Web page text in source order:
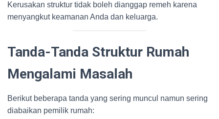
Kerusakan struktur tidak boleh dianggap remeh karena
menyangkut keamanan Anda dan keluarga.
Tanda-Tanda Struktur Rumah
Mengalami Masalah
Berikut beberapa tanda yang sering muncul namun sering
diabaikan pemilik rumah: